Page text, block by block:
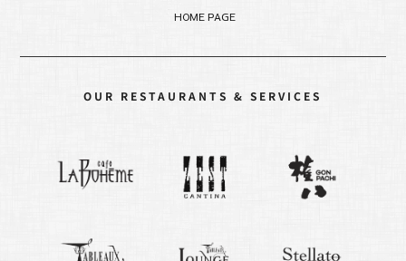
HOME PAGE
OUR RESTAURANTS & SERVICES